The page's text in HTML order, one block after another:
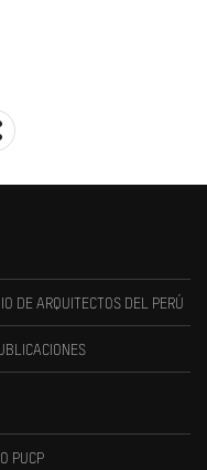
DE ARQUITECTOS DEL PERÚ
PUCP